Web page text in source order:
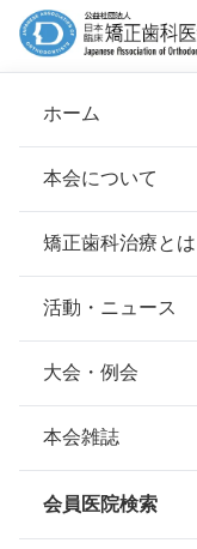
ホーム
本会について
会長挨拶
基本理念
組織について
本会の歴史
矯正歯科治療とは
安心して治療を
安心できる矯正
矯正歯科治療に
活動・ニュース
大会・例会
本会雑誌
会員医院検索
第21回ブレー
ォーム
ブレーススマイルコンテ
前のページへ
第15回ブレースス